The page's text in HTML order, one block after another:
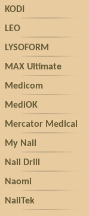
KODI
LEO
LYSOFORM
MAX Ultimate
Medicom
MediOK
Mercator Medical
My Nail
Nail Drill
Naomi
NailTek